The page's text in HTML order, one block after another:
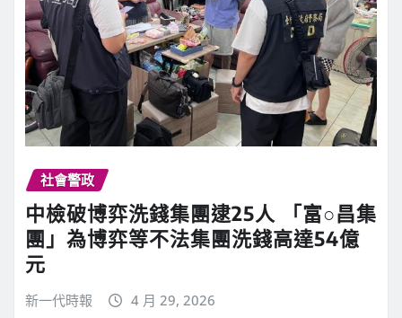
社會警政
中檢破博弈洗錢集團逮25人 「富○昌集
團」為博弈等不法集團洗錢高達54億
元
新一代時報 4 月 29, 2026